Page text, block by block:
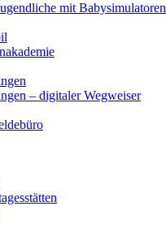
mit Babysimulatoren
– digitaler Wegweiser